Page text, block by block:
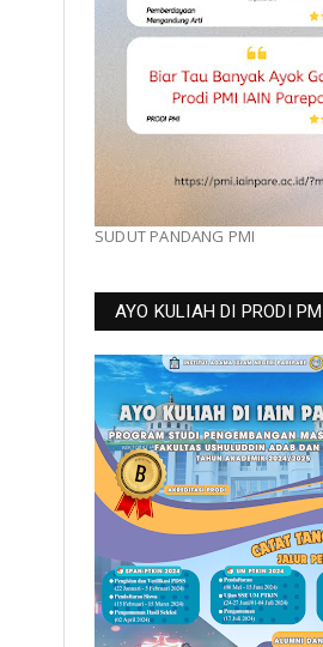
SUDUT PANDANG PMI
AYO KULIAH DI PRODI PMI